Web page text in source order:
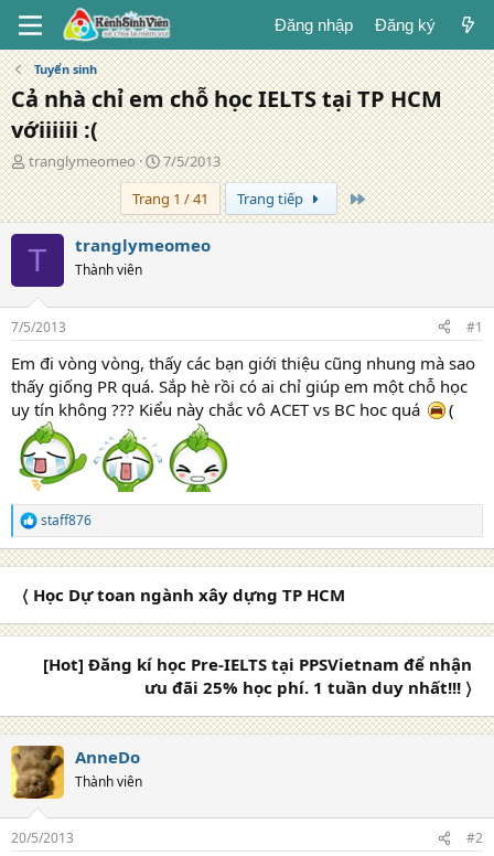
Đăng nhập Đăng ký
Tuyển sinh
Cả nhà chỉ em chỗ học IELTS tại TP HCM
vớiiiiii :(
T
á
c
g
i
tranglymeomeo
N
g
à
y
đ
7/5/2013
Trang 1 / 41
Trang tiếp Trang cuối
T tranglymeomeo
Thành viên
7/5/2013 #1
Em đi vòng vòng, thấy các bạn giới thiệu cũng nhung mà sao
thấy giống PR quá. Sắp hè rồi có ai chỉ giúp em một chỗ học
uy tín không ??? Kiểu này chắc vô ACET vs BC hoc quá
(
R
e
a
o
staff876
〈 Học Dự toan ngành xây dựng TP HCM
[Hot] Đăng kí học Pre-IELTS tại PPSVietnam để nhận
ưu đãi 25% học phí. 1 tuần duy nhất!!! 〉
AnneDo
Thành viên
20/5/2013 #2